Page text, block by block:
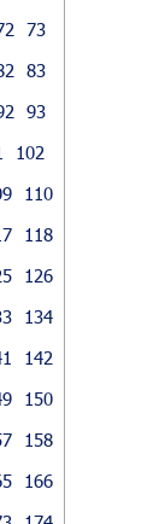
73
83
93
102
110
118
126
134
142
150
158
166